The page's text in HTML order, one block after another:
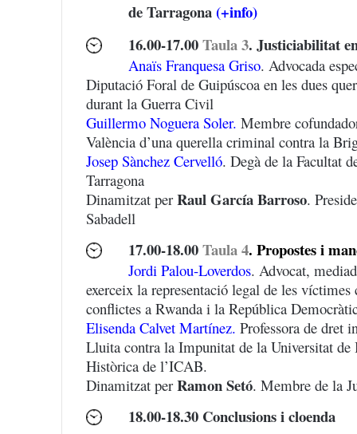
de Tarragona(+info)
16.00-17.00Taula 3. Justiciabilitat
Anaïs Franquesa Griso. Advocada
Diputació Foral de Guipúscoa en les dues
durant la Guerra Civil
Guillermo Noguera Soler. Membre
València d’una querella criminal contra la
Josep Sànchez Cervelló. Degà de la Facultat
Tarragona
Dinamitzat per Raul García Barroso.
Sabadell
17.00-18.00Taula 4. Propostes i
Jordi Palou-Loverdos. Advocat,
exerceix la representació legal de les víctimes
conflictes a Rwanda i la República
Elisenda Calvet Martínez. Professora de dret
Lluita contra la Impunitat de la Universitat
Històrica de l’ICAB.
Dinamitzat per Ramon Setó. Membre de la
18.00-18.30 Conclusions i cloenda